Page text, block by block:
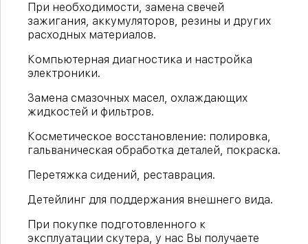
При необходимости, замена свечей
зажигания, аккумуляторов, резины и других
расходных материалов.
Компьютерная диагностика и настройка
электроники.
Замена смазочных масел, охлаждающих
жидкостей и фильтров.
Косметическое восстановление: полировка,
гальваническая обработка деталей, покраска.
Перетяжка сидений, реставрация.
Детейлинг для поддержания внешнего вида.
При покупке подготовленного к
эксплуатации скутера, у нас Вы получаете